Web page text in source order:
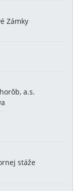
Zámky
a.s.
stáže